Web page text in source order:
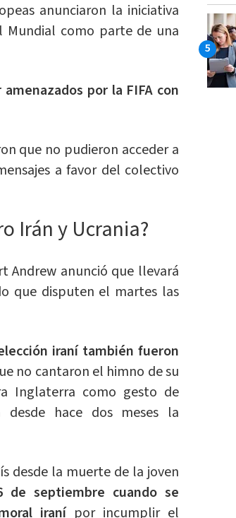
anunciaron la iniciativa
Mundial como parte de una
por la FIFA con
que no pudieron acceder a
a favor del colectivo
Irán y Ucrania?
Andrew anunció que llevará
que disputen el martes las
iraní también fueron
no cantaron el himno de su
Inglaterra como gesto de
hace dos meses la
desde la muerte de la joven
de septiembre cuando se
iraní por incumplir el